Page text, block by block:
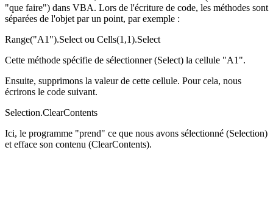
"que faire") dans VBA. Lors de l'écriture de code, les méthodes sont
séparées de l'objet par un point, par exemple :
Range("A1").Select ou Cells(1,1).Select
Cette méthode spécifie de sélectionner (Select) la cellule "A1".
Ensuite, supprimons la valeur de cette cellule. Pour cela, nous
écrirons le code suivant.
Selection.ClearContents
Ici, le programme "prend" ce que nous avons sélectionné (Selection)
et efface son contenu (ClearContents).